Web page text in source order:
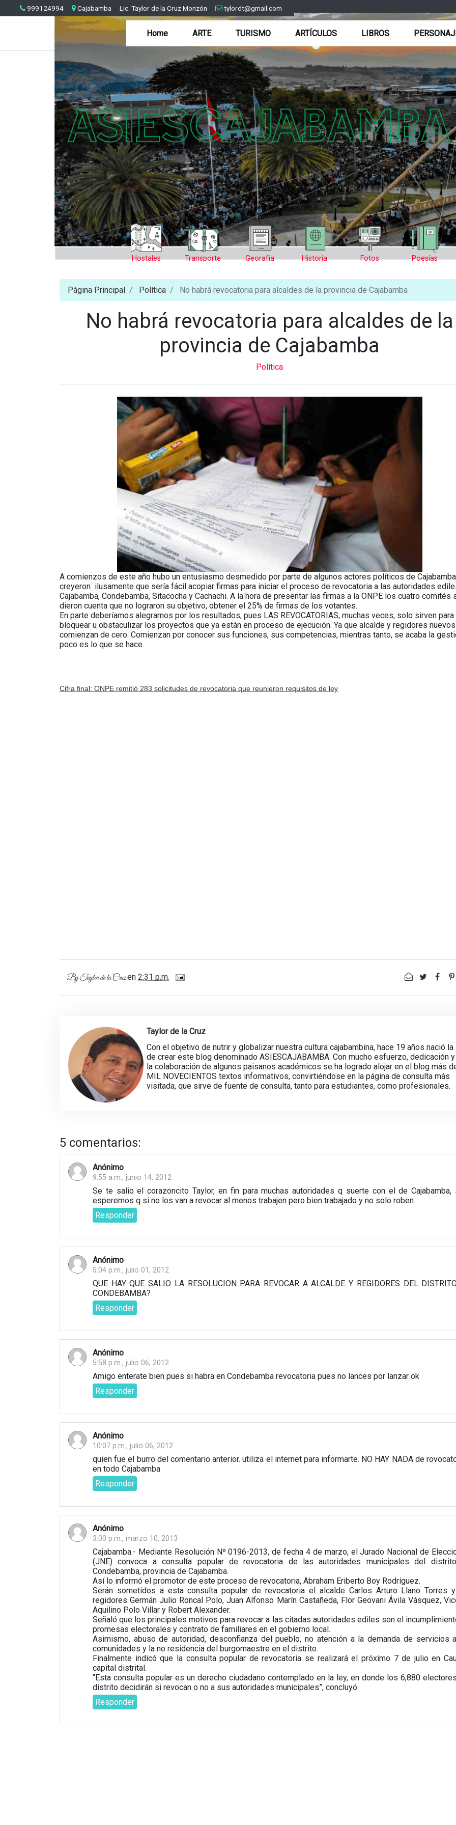
999124994 Cajabamba Lic. Taylor de la Cruz Monzón tylordt@gmail.com
Home ARTE TURISMO ARTÍCULOS LIBROS
Hostales Transporte Georafía Historia Fotos Poesías
Página Principal Política No habrá revocatoria para alcaldes de la provincia de Cajabamba
No habrá revocatoria para alcaldes de la
provincia de Cajabamba
Política
A comienzos de este año hubo un entusiasmo desmedido por parte de algunos actores políticos de
creyeron ilusamente que sería fácil acopiar firmas para iniciar el proceso de revocatoria a las autoridades
Cajabamba, Condebamba, Sitacocha y Cachachi. A la hora de presentar las firmas a la ONPE los cuatro comités
dieron cuenta que no lograron su objetivo, obtener el 25% de firmas de los votantes.
En parte deberíamos alegrarnos por los resultados, pues LAS REVOCATORIAS, muchas veces, solo sirven para
bloquear u obstaculizar los proyectos que ya están en proceso de ejecución. Ya que alcalde y regidores nuevos
comienzan de cero. Comienzan por conocer sus funciones, sus competencias, mientras tanto, se acaba la
poco es lo que se hace.
Cifra final: ONPE remitió 283 solicitudes de revocatoria que reunieron requisitos de ley
ByTaylor de la Cruzen 2:31 p.m.
Taylor de la Cruz
Con el objetivo de nutrir y globalizar nuestra cultura cajabambina, hace 19 años nació la
de crear este blog denominado ASIESCAJABAMBA. Con mucho esfuerzo, dedicación
la colaboración de algunos paisanos académicos se ha logrado alojar en el blog más
MIL NOVECIENTOS textos informativos, convirtiéndose en la página de consulta más
visitada, que sirve de fuente de consulta, tanto para estudiantes, como profesionales.
5 comentarios:
Anónimo
9:55 a.m., junio 14, 2012
Se te salio el corazoncito Taylor, en fin para muchas autoridades q suerte con el de Cajabamba,
esperemos q si no los van a revocar al menos trabajen pero bien trabajado y no solo roben.
Responder
Anónimo
5:04 p.m., julio 01, 2012
QUE HAY QUE SALIO LA RESOLUCION PARA REVOCAR A ALCALDE Y REGIDORES DEL
CONDEBAMBA?
Responder
Anónimo
5:58 p.m., julio 06, 2012
Amigo enterate bien pues si habra en Condebamba revocatoria pues no lances por lanzar ok
Responder
Anónimo
10:07 p.m., julio 06, 2012
quien fue el burro del comentario anterior. utiliza el internet para informarte. NO HAY NADA de
en todo Cajabamba
Responder
Anónimo
3:00 p.m., marzo 10, 2013
Cajabamba.- Mediante Resolución Nº 0196-2013, de fecha 4 de marzo, el Jurado Nacional de
(JNE) convoca a consulta popular de revocatoria de las autoridades municipales del
Condebamba, provincia de Cajabamba.
Así lo informó el promotor de este proceso de revocatoria, Abraham Eriberto Boy Rodríguez.
Serán sometidos a esta consulta popular de revocatoria el alcalde Carlos Arturo Llano Torres
regidores Germán Julio Roncal Polo, Juan Alfonso Marín Castañeda, Flor Geovani Ávila Vásquez,
Aquilino Polo Villar y Robert Alexander.
Señaló que los principales motivos para revocar a las citadas autoridades ediles son el
promesas electorales y contrato de familiares en el gobierno local.
Asimismo, abuso de autoridad, desconfianza del pueblo, no atención a la demanda de servicios
comunidades y la no residencia del burgomaestre en el distrito.
Finalmente indicó que la consulta popular de revocatoria se realizará el próximo 7 de julio en
capital distrital.
“Esta consulta popular es un derecho ciudadano contemplado en la ley, en donde los 6,880
distrito decidirán si revocan o no a sus autoridades municipales”, concluyó
Responder